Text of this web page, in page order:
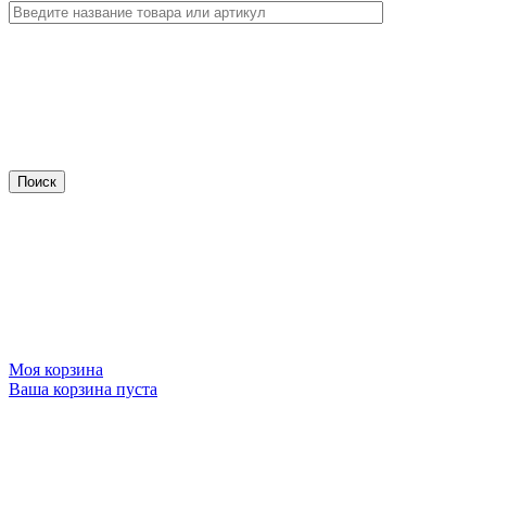
Моя корзина
Ваша корзина пуста